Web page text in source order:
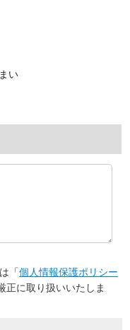
い
「個人情報保護ポリシー
正に取り扱いいたしま